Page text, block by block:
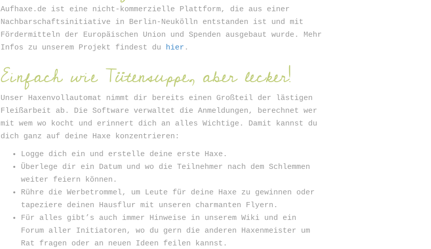
Aufhaxe.de ist eine nicht-kommerzielle Plattform, die aus einer
Nachbarschaftsinitiative in Berlin-Neukölln entstanden ist und mit
Fördermitteln der Europäischen Union und Spenden ausgebaut wurde. Mehr
Infos zu unserem Projekt findest du hier .
Einfach wie Tütensuppe, aber lecker!
Unser Haxenvollautomat nimmt dir bereits einen Großteil der lästigen
Fleißarbeit ab. Die Software verwaltet die Anmeldungen, berechnet wer
mit wem wo kocht und erinnert dich an alles Wichtige. Damit kannst du
dich ganz auf deine Haxe konzentrieren:
Logge dich ein und erstelle deine erste Haxe.
Überlege dir ein Datum und wo die Teilnehmer nach dem Schlemmen
weiter feiern können.
Rühre die Werbetrommel, um Leute für deine Haxe zu gewinnen oder
tapeziere deinen Hausflur mit unseren charmanten Flyern.
Für alles gibt’s auch immer Hinweise in unserem Wiki und ein
Forum aller Initiatoren, wo du gern die anderen Haxenmeister um
Rat fragen oder an neuen Ideen feilen kannst.